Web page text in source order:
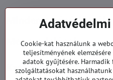
Minden a vásárlásról
Megrendelések
Kategóriák
Cookie-kat használunk a
teljesítményének
adatok gyűjtésére. Harmadik
szolgáltatásokat